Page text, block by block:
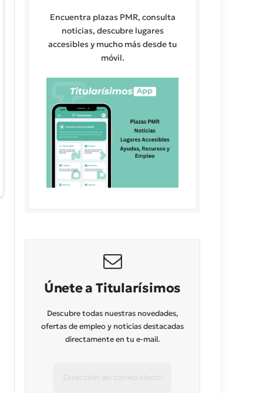
Encuentra plazas PMR, consulta
noticias, descubre lugares
accesibles y mucho más desde tu
móvil.
Únete a Titularísimos
Descubre todas nuestras novedades,
ofertas de empleo y noticias destacadas
directamente en tu e-mail.